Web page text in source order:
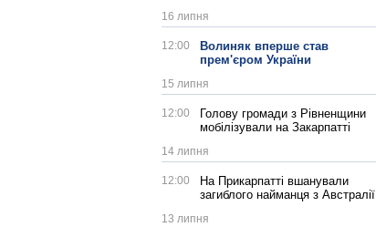
16 липня
12:00
Волиняк вперше став
прем'єром України
15 липня
12:00
Голову громади з Рівненщини
мобілізували на Закарпатті
14 липня
12:00
На Прикарпатті вшанували
загиблого найманця з Австралії
13 липня